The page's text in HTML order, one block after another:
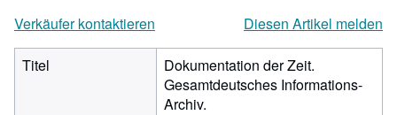
Verkäufer kontaktieren
Diesen Artikel melden
Titel
Dokumentation der Zeit.
Gesamtdeutsches Informations-
Archiv.